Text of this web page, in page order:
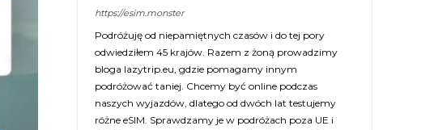
https://esim.monster
Podróżuję od niepamiętnych czasów i do tej pory
odwiedziłem 45 krajów. Razem z żoną prowadzimy
bloga lazytrip.eu, gdzie pomagamy innym
podróżować taniej. Chcemy być online podczas
naszych wyjazdów, dlatego od dwóch lat testujemy
różne eSIM. Sprawdzamy je w podróżach poza UE i